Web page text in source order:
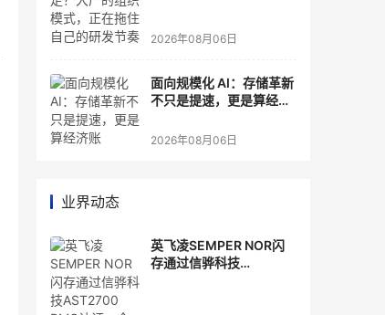
2026年08月06日
面向规模化 AI：存储革新
不只是提速，更是算经济
2026年08月06日
业界动态
英飞凌SEMPER NOR闪
存通过信骅科技